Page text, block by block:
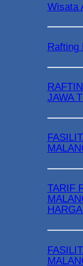
Wisata
Rafting
JAWA
TARIF